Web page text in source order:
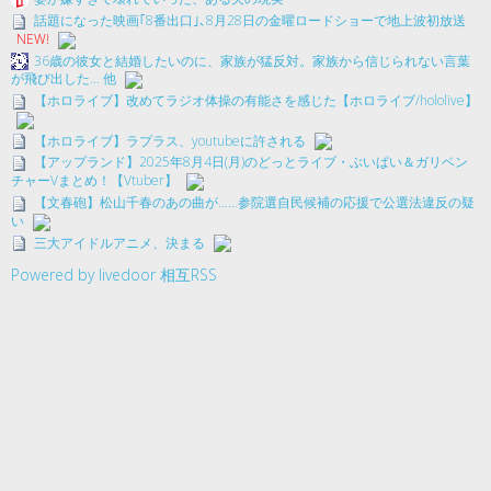
話題になった映画｢8番出口｣､8月28日の金曜ロードショーで地上波初放送
NEW!
36歳の彼女と結婚したいのに、家族が猛反対。家族から信じられない言葉
が飛び出した… 他
【ホロライブ】改めてラジオ体操の有能さを感じた【ホロライブ/hololive】
【ホロライブ】ラプラス、youtubeに許される
【アップランド】2025年8月4日(月)のどっとライブ・ぶいぱい＆ガリベン
チャーVまとめ！【Vtuber】
【文春砲】松山千春のあの曲が……参院選自民候補の応援で公選法違反の疑
い
三大アイドルアニメ、決まる
Powered by livedoor 相互RSS